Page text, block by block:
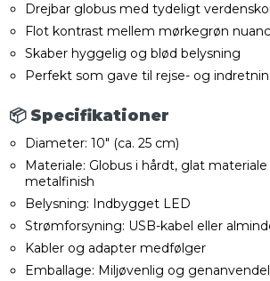
Drejbar globus med tydeligt
Flot kontrast mellem mørkegrøn
Skaber hyggelig og blød belysning
Perfekt som gave til rejse- og
📦 Specifikationer
Diameter: 10" (ca. 25 cm)
Materiale: Globus i hårdt, glat materiale
metalfinish
Belysning: Indbygget LED
Strømforsyning: USB-kabel eller
Kabler og adapter medfølger
Emballage: Miljøvenlig og